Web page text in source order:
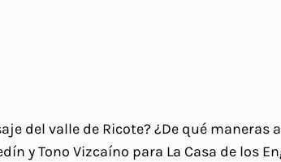
del valle de Ricote? ¿De qué
y Tono Vizcaíno para La Casa de los